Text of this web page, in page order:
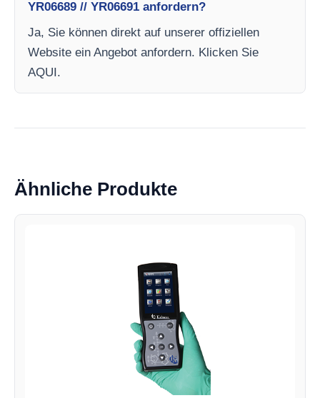
YR06689 // YR06691 anfordern?
Ja, Sie können direkt auf unserer offiziellen
Website ein Angebot anfordern. Klicken Sie
AQUI.
Ähnliche Produkte